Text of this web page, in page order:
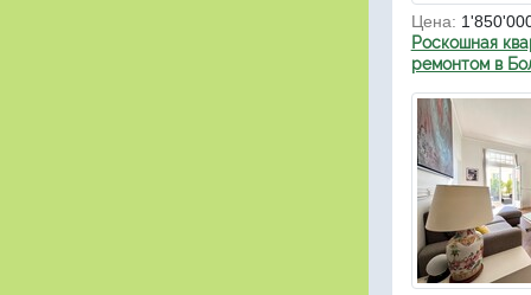
Цена:
Роскошная
ремонтом в